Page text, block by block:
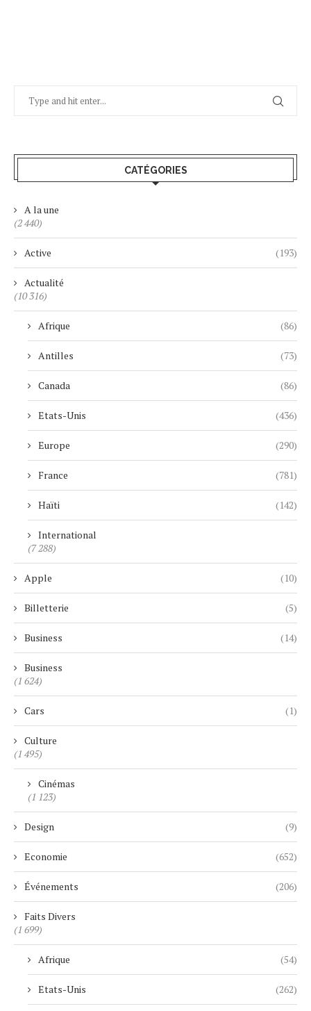
CATÉGORIES
A la une
(2 440)
Active (193)
Actualité
(10 316)
Afrique (86)
Antilles (73)
Canada (86)
Etats-Unis (436)
Europe (290)
France (781)
Haïti (142)
International
(7 288)
Apple (10)
Billetterie (5)
Business (14)
Business
(1 624)
Cars (1)
Culture
(1 495)
Cinémas
(1 123)
Design (9)
Economie (652)
Événements (206)
Faits Divers
(1 699)
Afrique (54)
Etats-Unis (262)